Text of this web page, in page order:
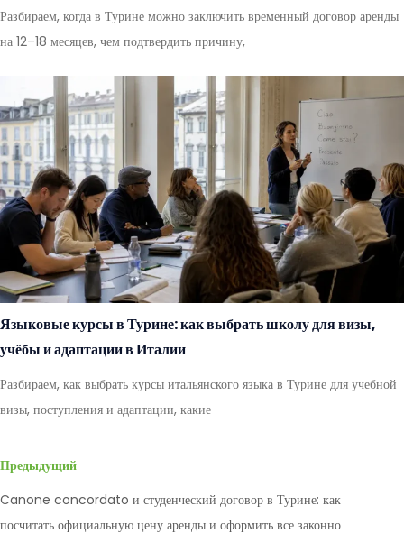
Разбираем, когда в Турине можно заключить временный договор аренды
на 12–18 месяцев, чем подтвердить причину,
Языковые курсы в Турине: как выбрать школу для визы,
учёбы и адаптации в Италии
Разбираем, как выбрать курсы итальянского языка в Турине для учебной
визы, поступления и адаптации, какие
Предыдущий
Canone concordato и студенческий договор в Турине: как
посчитать официальную цену аренды и оформить все законно